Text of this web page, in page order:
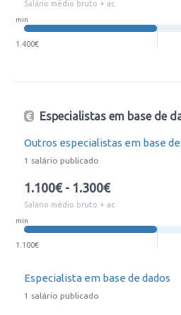
Salário médio bruto + ac
min
1.400€
Especialistas em base de
Outros especialistas em base
1 salário publicado
1.100€ - 1.300€
Salário médio bruto + ac
min
1.100€
Especialista em base de dados
1 salário publicado